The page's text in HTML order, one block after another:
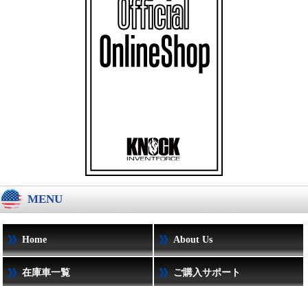
MENU
Home About Us
在庫車一覧 ご購入サポート